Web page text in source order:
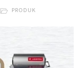
PRODUK